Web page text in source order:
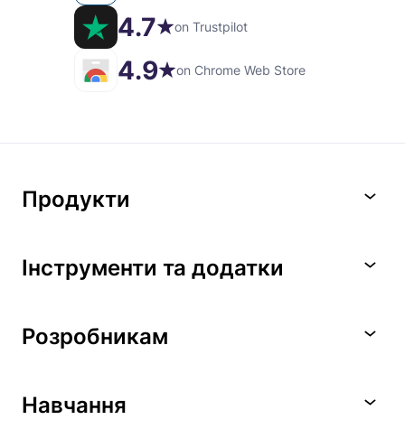
4.7 on Trustpilot
4.9 on Chrome Web Store
Продукти
Інструменти та додатки
Розробникам
Навчання